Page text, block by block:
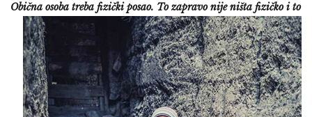
Obična osoba treba fizički posao. To zapravo nije ništa fizičko i to